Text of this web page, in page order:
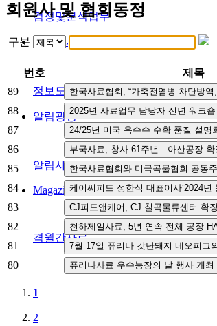
검정및분석업무
정보도서관
정보도서관
알림광장
알림사항 FAQ 인사채용/입찰공고 사
Magazine
격월간사료
회원사 및 협회동정
구분
번호
제목
89
88
87
86
85
84
83
82
81
80
1
2